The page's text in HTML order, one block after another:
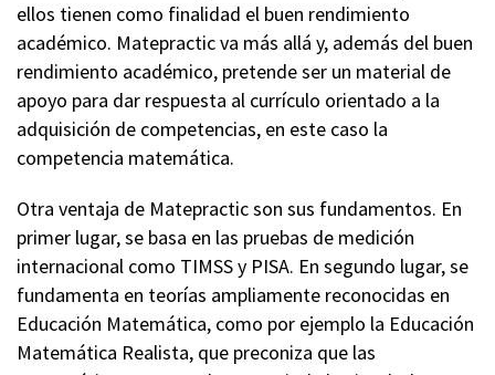
ellos tienen como finalidad el buen rendimiento
académico. Matepractic va más allá y, además del buen
rendimiento académico, pretende ser un material de
apoyo para dar respuesta al currículo orientado a la
adquisición de competencias, en este caso la
competencia matemática.
Otra ventaja de Matepractic son sus fundamentos. En
primer lugar, se basa en las pruebas de medición
internacional como TIMSS y PISA. En segundo lugar, se
fundamenta en teorías ampliamente reconocidas en
Educación Matemática, como por ejemplo la Educación
Matemática Realista, que preconiza que las